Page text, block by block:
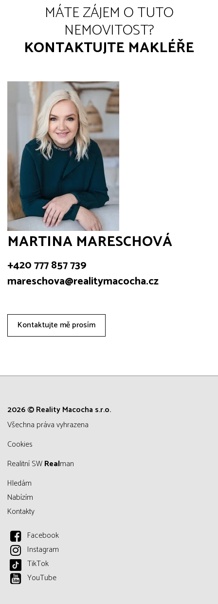
MÁTE ZÁJEM O TUTO
NEMOVITOST?
KONTAKTUJTE MAKLÉŘE
MARTINA MARESCHOVÁ
+420 777 857 739
mareschova@realitymacocha.cz
Kontaktujte mě prosím
2026 © Reality Macocha s.r.o.
všechna práva vyhrazena
Cookies
Realitní SWRealman
Hledám
Nabízím
Kontakty
Facebook
Instagram
TikTok
YouTube